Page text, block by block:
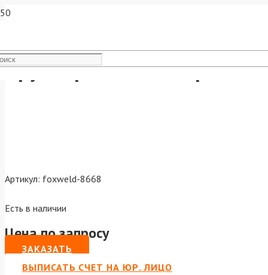
Круг отрезной по
Артикул: foxweld-8668
Есть в наличии
Цена по запросу
ЗАКАЗАТЬ
ВЫПИСАТЬ СЧЕТ НА ЮР. ЛИЦО